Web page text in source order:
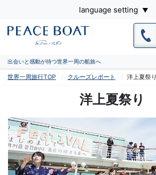
language setting
出会いと感動が待つ世界一周の船旅へ
世界一周旅行TOP クルーズレポート 洋上夏祭り
洋上夏祭り